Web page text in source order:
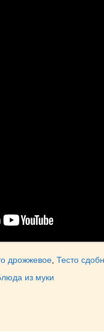
дрожжевое ,Тесто
из муки